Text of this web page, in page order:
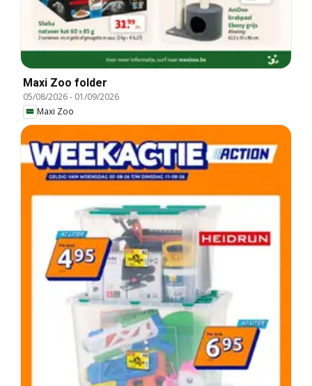
Maxi Zoo folder
05/08/2026- 01/09/2026
Maxi Zoo